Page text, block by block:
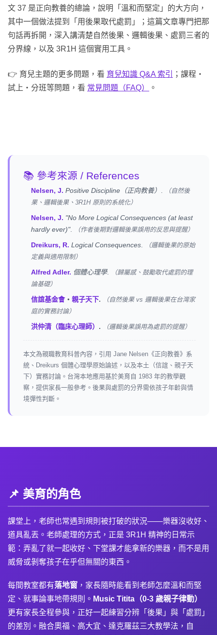
文 37 是正向教養的總論，說明「溫和而堅定」的大方向，
其中一個做法提到「用後果取代處罰」；這篇文章專門把那
句話再拆開，深入講清楚自然後果、邏輯後果、處罰三者的
分界線，以及 3R1H 這個實用工具。
👉 育兒主題的更多問題，看 育兒知識 Q&A 索引
；課程・
試上・分班等問題，看 常見問題（FAQ） 。
📚 參考來源 / References
Nelsen, J. Positive Discipline（正向教養）
（自然後
果、邏輯後果、3R1H 原則的系統化）
Nelsen, J. "No More Logical Consequences (at least
hardly ever)". （作者後期對邏輯後果誤用的反思與提醒）
Dreikurs, R. Logical Consequences
（邏輯後果的原始
定義與適用限制）
Alfred Adler. 個體心理學.
（歸屬感、鼓勵取代處罰的理
論基礎）
信誼基金會・ 親子天下.
（自然後果 vs 邏輯後果在台灣家
庭的實務討論）
洪仲清（臨床心理師） . （邏輯後果誤用為處罰的提醒）
本文為親職教育科普內容，引用 Jane Nelsen《正向教養》系
統、Dreikurs 個體心理學原始論述，以及本土（信誼、親子天
下）實務討論。台灣本地應用基於美育自 1983 年的教學觀
察，提供家長一般參考。後果與處罰的分界需依孩子年齡與情
境彈性判斷。
📌 美育的角色
課堂上，老師也常遇到規則被打破的狀況——樂器沒收好、
道具亂丟。老師處理的方式，正是 3R1H 精神的日常示
範：弄亂了就一起收好、下堂課才能拿新的樂器，而不是用
威脅或剝奪孩子在乎但無關的東西。
每間教室都有落地窗 ，家長隨時能看到老師怎麼溫和而堅
定、就事論事地帶規則。 Music Titita（0-3 歲親子律動）
更有家長全程參與，正好一起練習分辨「後果」與「處罰」
的差別。融合奧福、高大宜、達克羅茲三大教學法，自